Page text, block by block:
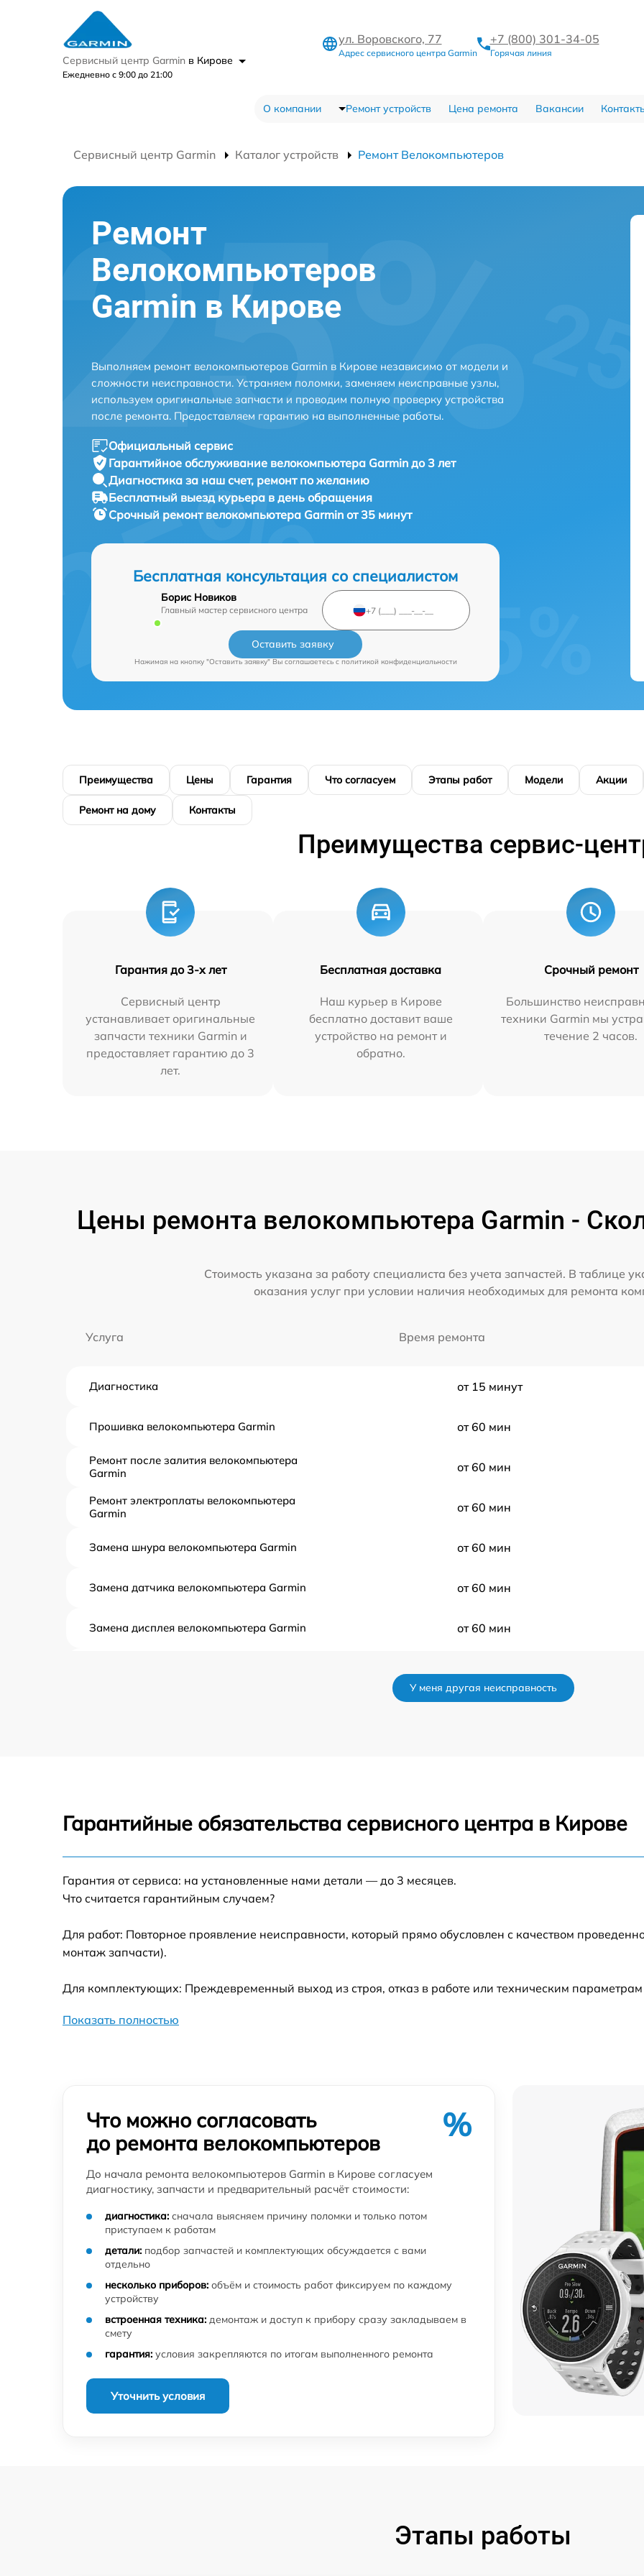
Сервисный центр Garmin в Кирове
Ежедневно с 9:00 до 21:00
ул. Воровского, 77
Адрес сервисного центра Garmin
+7 (800) 301-34-05
Горячая линия
О компании Ремонт устройств Цена ремонта Вакансии
Сервисный центр Garmin Каталог устройств Ремонт Велокомпьютеров
Ремонт
Велокомпьютеров
Garmin в Кирове
Выполняем ремонт велокомпьютеров Garmin в Кирове независимо от модели и
сложности неисправности. Устраняем поломки, заменяем неисправные узлы,
используем оригинальные запчасти и проводим полную проверку устройства
после ремонта. Предоставляем гарантию на выполненные работы.
Официальный сервис
Гарантийное обслуживание велокомпьютера Garmin до 3 лет
Диагностика за наш счет, ремонт по желанию
Бесплатный выезд курьера в день обращения
Срочный ремонт велокомпьютера Garmin от 35 минут
Бесплатная консультация со специалистом
Борис Новиков
Главный мастер сервисного центра
Оставить заявку
Нажимая на кнопку "Оставить заявку" Вы соглашаетесь cполитикой конфиденциальности
Преимущества Цены Гарантия Что согласуем Этапы работ Модели Акции
Ремонт на дому Контакты
Преимущества сервис-
Гарантия до 3-х лет
Сервисный центр
устанавливает оригинальные
запчасти техники Garmin и
предоставляет гарантию до 3
лет.
Бесплатная доставка
Наш курьер в Кирове
бесплатно доставит ваше
устройство на ремонт и
обратно.
Срочный ремонт
Большинство
техники Garmin мы
течение 2 часов.
Цены ремонта велокомпьютера Garmin -
Стоимость указана за работу специалиста без учета запчастей. В таблице
оказания услуг при условии наличия необходимых для ремонта
Услуга Время ремонта
Диагностика от 15 минут
Прошивка велокомпьютера Garmin от 60 мин
Ремонт после залития велокомпьютера
Garmin
от 60 мин
Ремонт электроплаты велокомпьютера
Garmin
от 60 мин
Замена шнура велокомпьютера Garmin от 60 мин
Замена датчика велокомпьютера Garmin от 60 мин
Замена дисплея велокомпьютера Garmin от 60 мин
Не включается велокомпьютера Garmin от 60 мин
У меня другая неисправность
Гарантийные обязательства сервисного центра в Кирове
Гарантия от сервиса: на установленные нами детали — до 3 месяцев.
Что считается гарантийным случаем?
Для работ: Повторное проявление неисправности, который прямо обусловлен с качеством
монтаж запчасти).
Для комплектующих: Преждевременный выход из строя, отказ в работе или техническим
Показать полностью
Что можно согласовать
до ремонта велокомпьютеров
%
До начала ремонта велокомпьютеров Garmin в Кирове согласуем
диагностику, запчасти и предварительный расчёт стоимости:
диагностика: сначала выясняем причину поломки и только потом
приступаем к работам
детали: подбор запчастей и комплектующих обсуждается с вами
отдельно
несколько приборов: объём и стоимость работ фиксируем по каждому
устройству
встроенная техника: демонтаж и доступ к прибору сразу закладываем в
смету
гарантия: условия закрепляются по итогам выполненного ремонта
Уточнить условия
Этапы работы